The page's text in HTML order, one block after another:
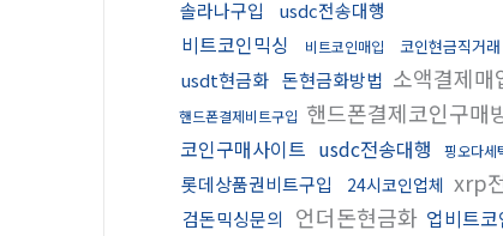
솔라나구입 usdc전송대행
비트코인믹싱 비트코인매입 코인현금직거래
usdt현금화 돈현금화방법 소액결제매
핸드폰결제비트구입 핸드폰결제코인구매
코인구매사이트 usdc전송대행 핑오다세
롯데상품권비트구입 24시코인업체 xrp
검돈믹싱문의
언더돈현금화 업비트